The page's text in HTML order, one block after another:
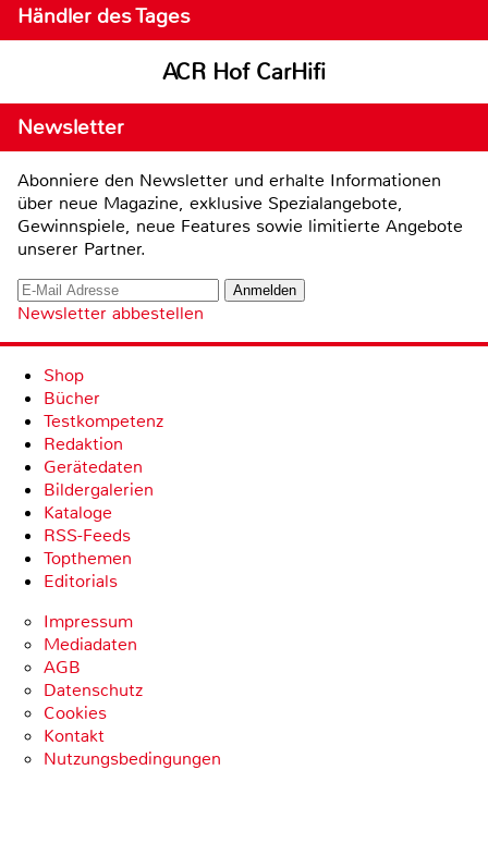
Händler des Tages
ACR Hof CarHifi
Newsletter
Abonniere den Newsletter und erhalte Informationen
über neue Magazine, exklusive Spezialangebote,
Gewinnspiele, neue Features sowie limitierte Angebote
unserer Partner.
Newsletter abbestellen
Shop
Bücher
Testkompetenz
Redaktion
Gerätedaten
Bildergalerien
Kataloge
RSS-Feeds
Topthemen
Editorials
Impressum
Mediadaten
AGB
Datenschutz
Cookies
Kontakt
Nutzungsbedingungen